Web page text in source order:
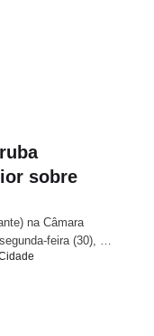
sobre
na Câmara
feira (30), …